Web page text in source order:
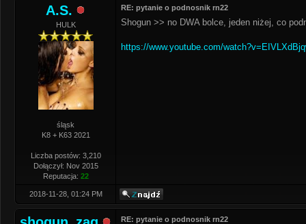
A.S.
HULK
śląsk
K8 + K63 2021
Liczba postów: 3,210
Dołączył: Nov 2015
Reputacja: 22
RE: pytanie o podnosnik rn22
Shogun >> no DWA bolce, jeden niżej, co
https://www.youtube.com/
2018-11-28, 01:24 PM
RE: pytanie o podnosnik rn22